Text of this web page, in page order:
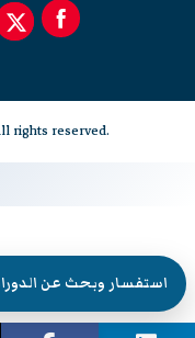
rights reserved.
استفسار وبحث عن